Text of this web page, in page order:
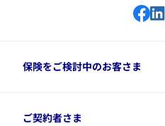
保険をご検討中のお客さま
保険をご検討中のお客さまトップ
ご契約者さま